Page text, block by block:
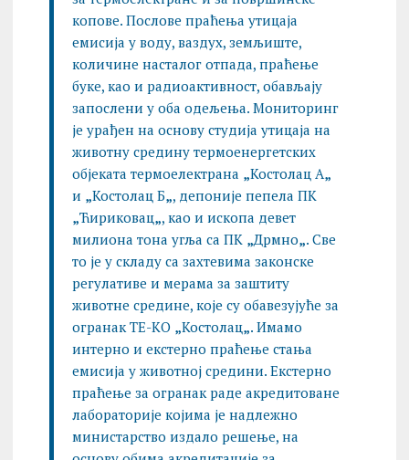
копове. Послове праћења утицаја
емисија у воду, ваздух, земљиште,
количине насталог отпада, праћење
буке, као и радиоактивност, обављају
запослени у оба одељења. Мониторинг
је урађен на основу студија утицаја на
животну средину термоенергетских
објеката термоелектрана „Костолац А„
и „Костолац Б„, депоније пепела ПК
„Ћириковац„, као и ископа девет
милиона тона угља са ПК „Дрмно„. Све
то је у складу са захтевима законске
регулативе и мерама за заштиту
животне средине, које су обавезујуће за
огранак ТЕ-КО „Костолац„. Имамо
интерно и екстерно праћење стања
емисија у животној средини. Екстерно
праћење за огранак раде акредитоване
лабораторије којима је надлежно
министарство издало решење, на